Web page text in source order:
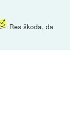
Res škoda, da